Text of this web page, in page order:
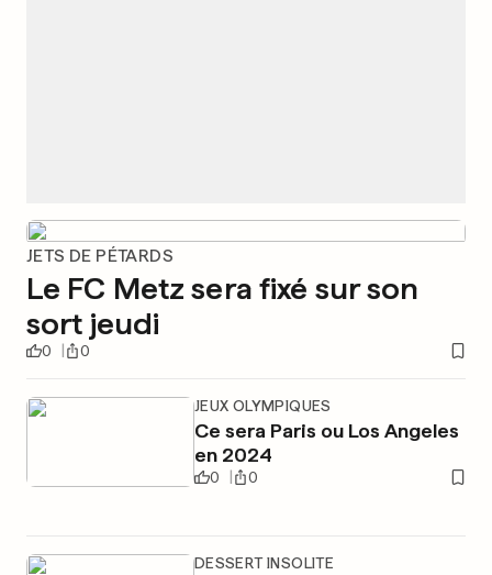
JETS DE PÉTARDS
Le FC Metz sera fixé sur son
sort jeudi
0 0
JEUX OLYMPIQUES
Ce sera Paris ou Los Angeles
en 2024
0 0
DESSERT INSOLITE